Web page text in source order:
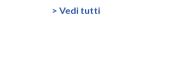
> Vedi tutti